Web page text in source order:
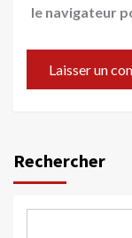
le navigateur
Rechercher